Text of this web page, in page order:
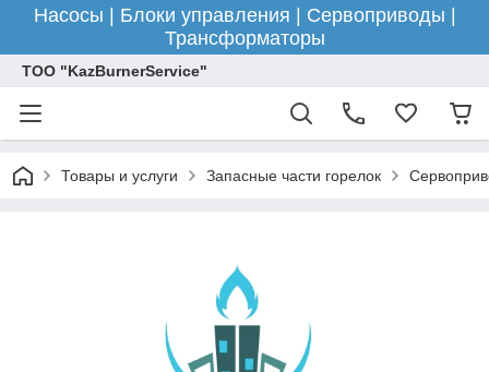
Насосы | Блоки управления | Сервоприводы |
Трансформаторы
ТОО "KazBurnerService"
Товары и услуги Запасные части горелок